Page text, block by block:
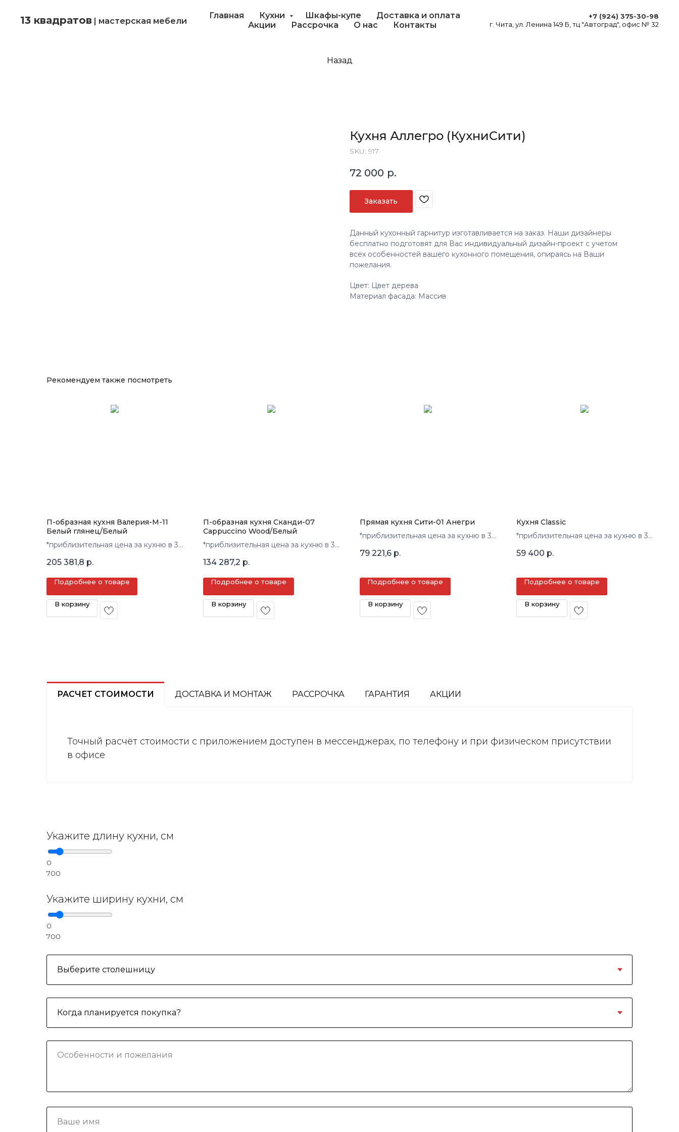
13 квадратов | мастерская мебели
Главная Кухни Шкафы-купе
Доставка и оплата
Акции
Рассрочка О нас Контакты
+7 (924) 375-30-98
г. Чита, ул. Ленина 149 Б, тц "Автоград", офис № 32
Назад
Кухня Аллегро (КухниСити)
SKU: 917
72 000 р.
Заказать
Данный кухонный гарнитур изготавливается на заказ. Наши дизайнеры
бесплатно подготовят для Вас индивидуальный дизайн-проект с учетом
всех особенностей вашего кухонного помещения, опираясь на Ваши
пожелания.
Цвет: Цвет дерева
Материал фасада: Массив
Рекомендуем также посмотреть
П-образная кухня Валерия-М-11
Белый глянец/Белый
*приблизительная цена за кухню в 3
205 381,8 р.
Подробнее о товаре
В корзину
П-образная кухня Сканди-07
Cappuccino Wood/Белый
*приблизительная цена за кухню в 3
134 287,2 р.
Подробнее о товаре
В корзину
Прямая кухня Сити-01 Анегри
*приблизительная цена за кухню в 3
79 221,6 р.
Подробнее о товаре
В корзину
Кухня Classic
*приблизительная цена за кухню в 3
59 400 р.
Подробнее о товаре
В корзину
РАСЧЕТ СТОИМОСТИ ДОСТАВКА И МОНТАЖ РАССРОЧКА ГАРАНТИЯ АКЦИИ
Точный расчёт стоимости с приложением доступен в мессенджерах, по телефону и при физическом присутствии
в офисе
Укажите длину кухни, см
0
700
Укажите ширину кухни, см
0
700